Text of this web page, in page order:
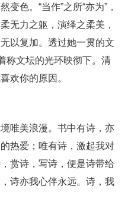
色。“当作”之所“亦为”，
无力之躯，演绎之柔美，
以复加。透过她一贯的文
称文坛的光环映彻下。清
欢你的原因。
美浪漫。书中有诗，亦
热爱；唯有诗，激起我对
赏诗，写诗，便是诗带给
诗亦我心伴永远。诗，我